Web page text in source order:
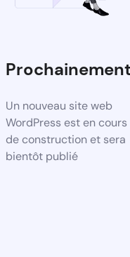
Prochainement
Un nouveau site web
WordPress est en cours
de construction et sera
bientôt publié